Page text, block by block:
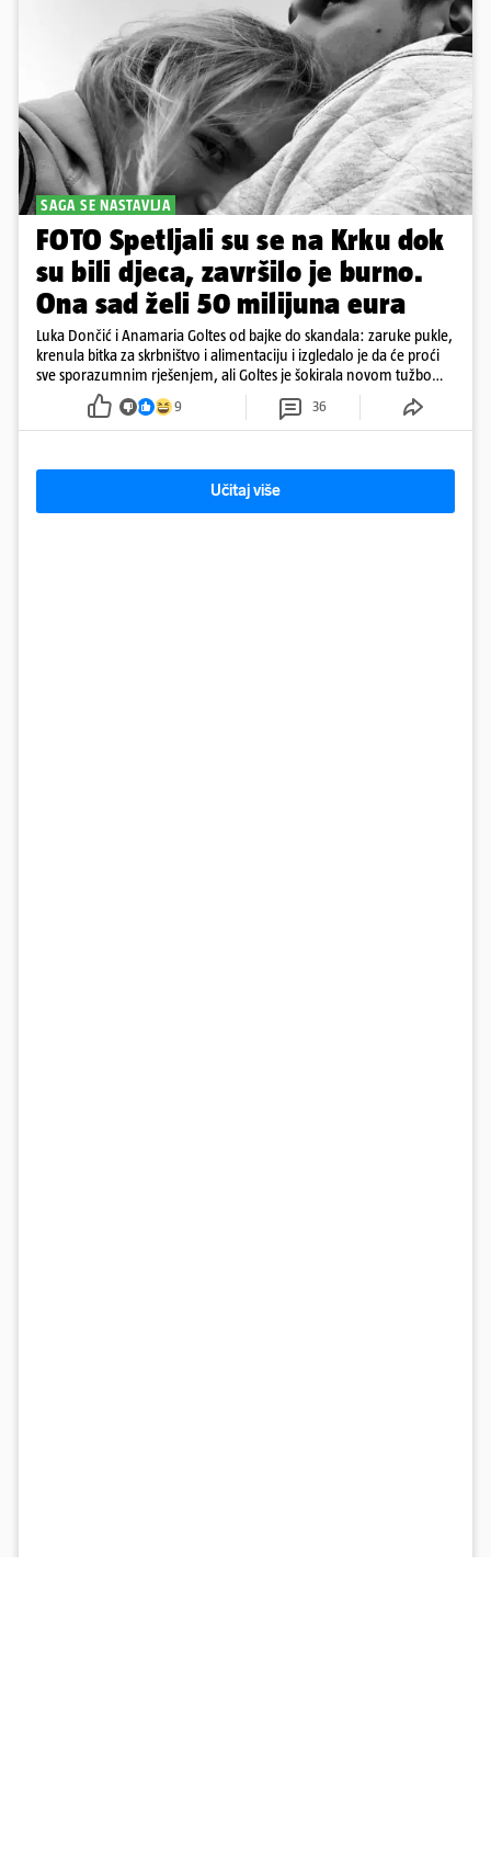
SAGA SE NASTAVLJA
FOTO Spetljali su se na Krku dok
su bili djeca, završilo je burno.
Ona sad želi 50 milijuna eura
Luka Dončić i Anamaria Goltes od bajke do skandala: zaruke pukle,
krenula bitka za skrbništvo i alimentaciju i izgledalo je da će proći
sve sporazumnim rješenjem, ali Goltes je šokirala novom tužbom
u Sloveniji
9 36
Učitaj više